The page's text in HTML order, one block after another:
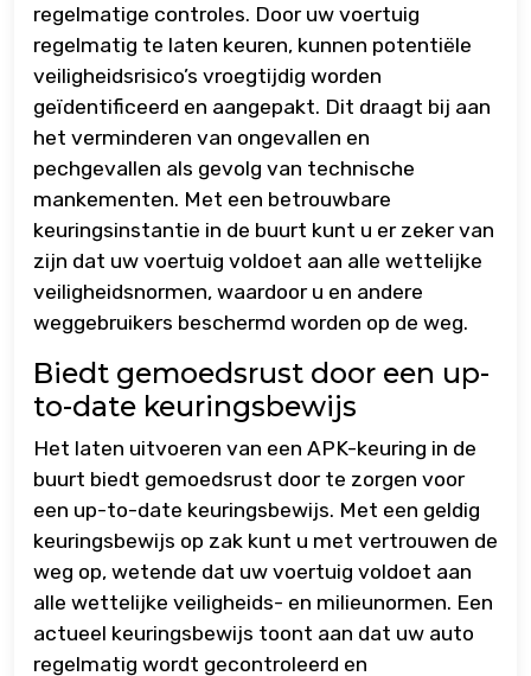
regelmatige controles. Door uw voertuig
regelmatig te laten keuren, kunnen potentiële
veiligheidsrisico’s vroegtijdig worden
geïdentificeerd en aangepakt. Dit draagt bij aan
het verminderen van ongevallen en
pechgevallen als gevolg van technische
mankementen. Met een betrouwbare
keuringsinstantie in de buurt kunt u er zeker van
zijn dat uw voertuig voldoet aan alle wettelijke
veiligheidsnormen, waardoor u en andere
weggebruikers beschermd worden op de weg.
Biedt gemoedsrust door een up-
to-date keuringsbewijs
Het laten uitvoeren van een APK-keuring in de
buurt biedt gemoedsrust door te zorgen voor
een up-to-date keuringsbewijs. Met een geldig
keuringsbewijs op zak kunt u met vertrouwen de
weg op, wetende dat uw voertuig voldoet aan
alle wettelijke veiligheids- en milieunormen. Een
actueel keuringsbewijs toont aan dat uw auto
regelmatig wordt gecontroleerd en